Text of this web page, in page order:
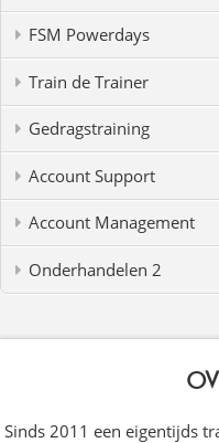
FSM Powerdays
Train de Trainer
Gedragstraining
Account Support
Account Management
Onderhandelen 2
Sinds 2011 een eigentijds